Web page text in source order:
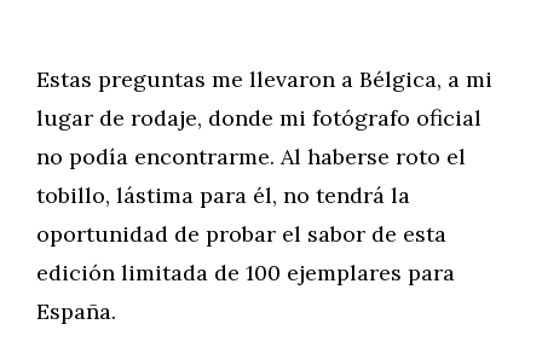
Estas preguntas me llevaron a Bélgica, a mi
lugar de rodaje, donde mi fotógrafo oficial
no podía encontrarme. Al haberse roto el
tobillo, lástima para él, no tendrá la
oportunidad de probar el sabor de esta
edición limitada de 100 ejemplares para
España.